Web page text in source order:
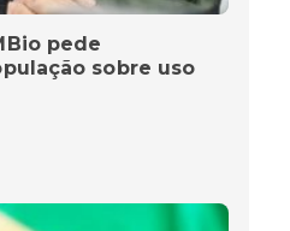
pede
sobre uso